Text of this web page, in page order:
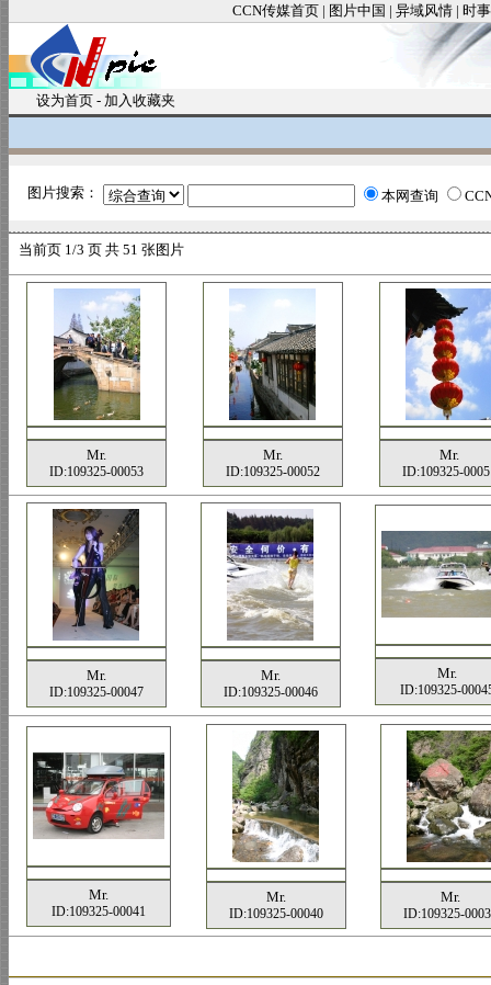
CCN传媒首页 | 图片中国 | 异域风情 | 时
设为首页 - 加入收藏夹
图片搜索： 本网查询
当前页 1/3 页 共 51 张图片
Mr.
ID:109325-00053
Mr.
ID:109325-00052
Mr.
ID:109325-
Mr.
ID:109325-00047
Mr.
ID:109325-00046
Mr.
ID:109325-
Mr.
ID:109325-00041
Mr.
ID:109325-00040
Mr.
ID:109325-